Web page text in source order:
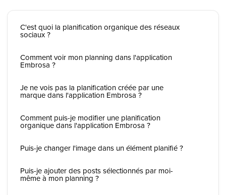
C'est quoi la planification organique des réseaux
sociaux ?
Comment voir mon planning dans l'application
Embrosa ?
Je ne vois pas la planification créée par une
marque dans l'application Embrosa ?
Comment puis-je modifier une planification
organique dans l'application Embrosa ?
Puis-je changer l'image dans un élément planifié ?
Puis-je ajouter des posts sélectionnés par moi-
même à mon planning ?